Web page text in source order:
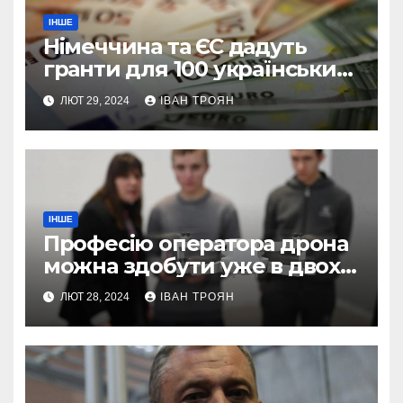
ІНШЕ
Німеччина та ЄС дадуть
гранти для 100 українських
підприємств
ЛЮТ 29, 2024 ІВАН ТРОЯН
ІНШЕ
Професію оператора дрона
можна здобути уже в двох
профтехах Львівщини
ЛЮТ 28, 2024 ІВАН ТРОЯН